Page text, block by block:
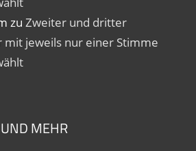
zu Zweiter und dritter
jeweils nur einer Stimme
MEHR